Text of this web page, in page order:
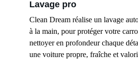
Lavage pro
Clean Dream réalise un lavage
à la main, pour protéger votre
nettoyer en profondeur chaque
une voiture propre, fraîche et